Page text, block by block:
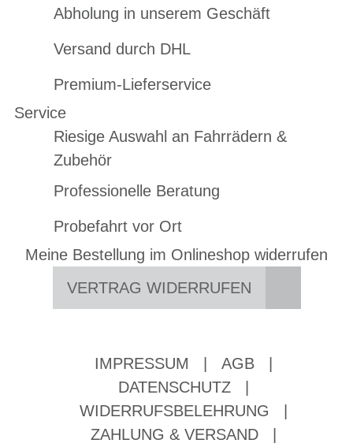
Abholung in unserem Geschäft
Versand durch DHL
Premium-Lieferservice
Service
Riesige Auswahl an Fahrrädern &
Zubehör
Professionelle Beratung
Probefahrt vor Ort
Meine Bestellung im Onlineshop widerrufen
VERTRAG WIDERRUFEN
IMPRESSUM AGB
DATENSCHUTZ
WIDERRUFSBELEHRUNG
ZAHLUNG & VERSAND